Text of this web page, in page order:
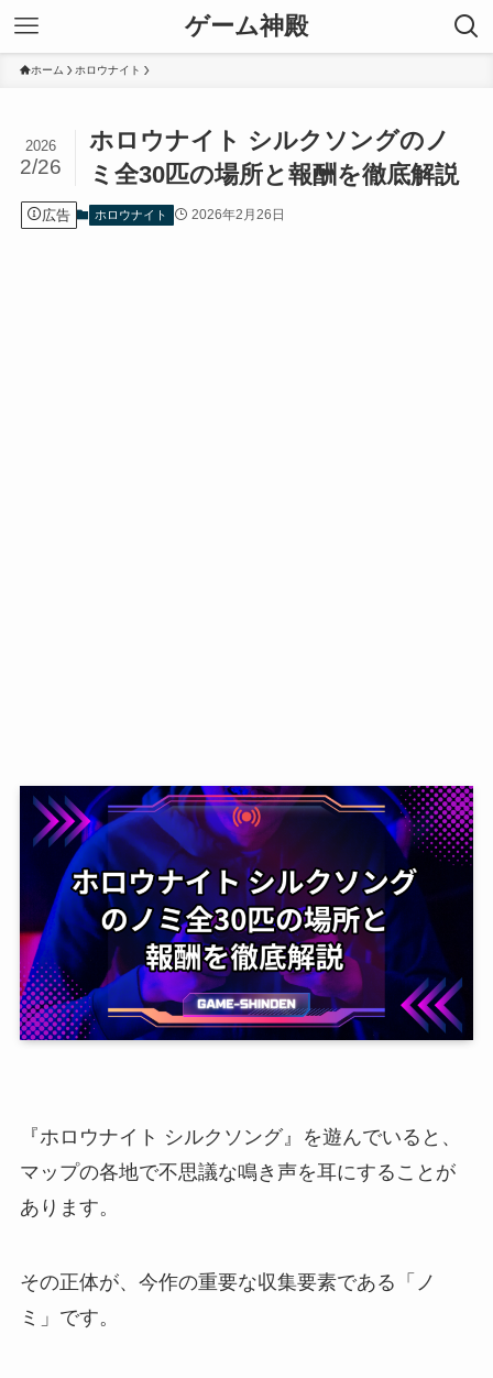
ゲーム神殿
ホーム ホロウナイト
ホロウナイト シルクソングのノ
ミ全30匹の場所と報酬を徹底解説
2026
2/26
広告 ホロウナイト 2026年2月26日
『ホロウナイト シルクソング』を遊んでいると、
マップの各地で不思議な鳴き声を耳にすることが
あります。
その正体が、今作の重要な収集要素である「ノ
ミ」です。